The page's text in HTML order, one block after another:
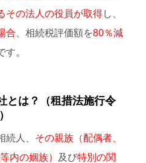
その法人の役員が取得し、
合 、相続税評価額を80％減
す。
とは？（租措法施行令
人、 その親族（配偶者、
内の姻族）
及び特別の関